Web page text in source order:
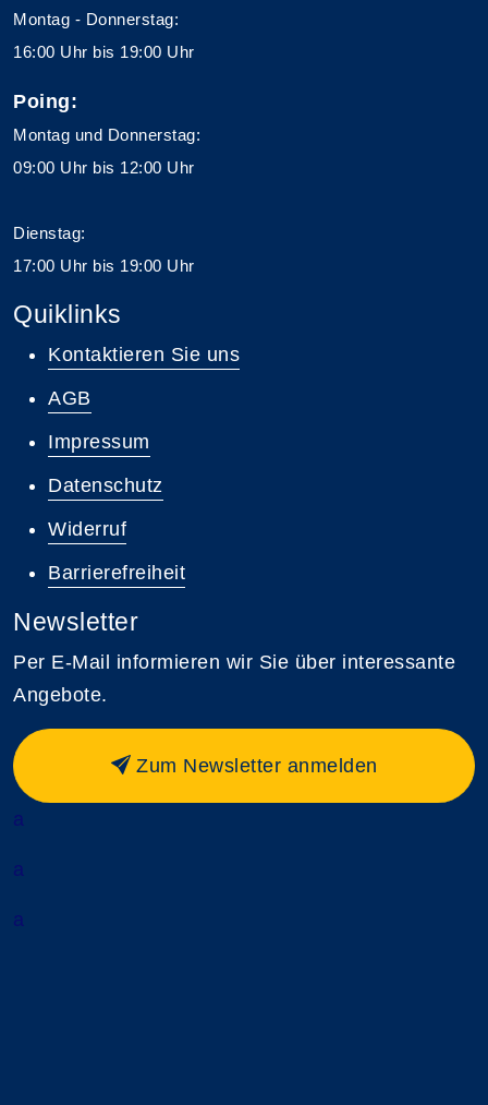
Montag - Donnerstag:
16:00 Uhr bis 19:00 Uhr
Poing:
Montag und Donnerstag:
09:00 Uhr bis 12:00 Uhr
Dienstag:
17:00 Uhr bis 19:00 Uhr
Quiklinks
Kontaktieren Sie uns
AGB
Impressum
Datenschutz
Widerruf
Barrierefreiheit
Newsletter
Per E-Mail informieren wir Sie über interessante
Angebote.
Zum Newsletter anmelden
a
a
a